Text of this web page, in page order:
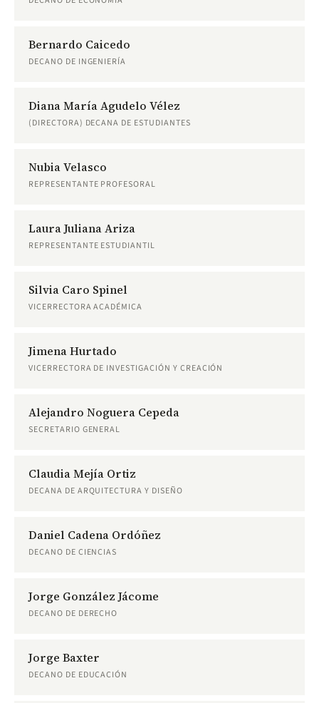
Bernardo Caicedo
DECANO DE INGENIERÍA
Diana María Agudelo Vélez
(DIRECTORA) DECANA DE ESTUDIANTES
Nubia Velasco
REPRESENTANTE PROFESORAL
Laura Juliana Ariza
REPRESENTANTE ESTUDIANTIL
Silvia Caro Spinel
VICERRECTORA ACADÉMICA
Jimena Hurtado
VICERRECTORA DE INVESTIGACIÓN Y CREACIÓN
Alejandro Noguera Cepeda
SECRETARIO GENERAL
Claudia Mejía Ortiz
DECANA DE ARQUITECTURA Y DISEÑO
Daniel Cadena Ordóñez
DECANO DE CIENCIAS
Jorge González Jácome
DECANO DE DERECHO
Jorge Baxter
DECANO DE EDUCACIÓN